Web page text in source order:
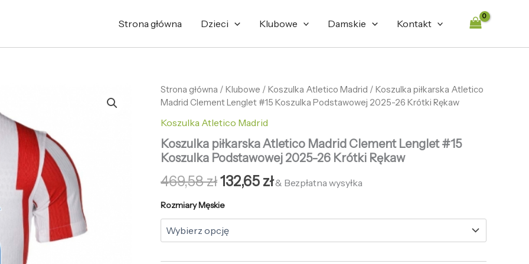
Strona główna Dzieci Klubowe Damskie Kontakt
Strona główna / Klubowe / Koszulka Atletico Madrid / Koszulka piłkarska Atletico
Madrid Clement Lenglet #15 Koszulka Podstawowej 2025-26 Krótki Rękaw
Koszulka Atletico Madrid
Koszulka piłkarska Atletico Madrid Clement Lenglet #15
Koszulka Podstawowej 2025-26 Krótki Rękaw
469,58zł
Pierwotna
wynosiła:
469,58 zł.
132,65 zł
Aktualna
wynosi:
132,65 zł.
& Bezpłatna wysyłka
Rozmiary Męskie
ilość
Koszulka
Atletico
Clement
Lenglet
Koszulka
2025-
26
Krótki
Rękaw